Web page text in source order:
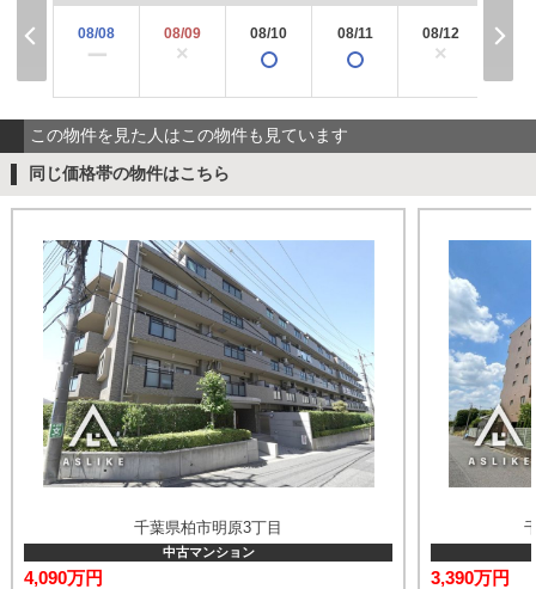
08/08
ー
08/09
×
08/10 08/11 08/12
×
この物件を見た人はこの物件も見ています
同じ価格帯の物件はこちら
千葉県柏市明原3丁目
中古マンション
4,090万円 3,390万円